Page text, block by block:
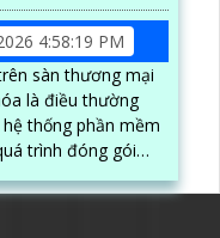
4:58:19 PM
sàn thương mại
là điều thường
thống phần mềm
trình đóng gói
đóng gói cũng